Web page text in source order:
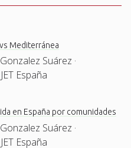
Mediterránea
Suárez ·
España
en España por comunidades
Suárez ·
España